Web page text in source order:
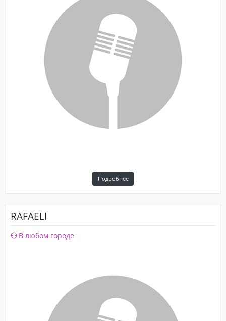
Подробнее
RAFAELI
В любом городе